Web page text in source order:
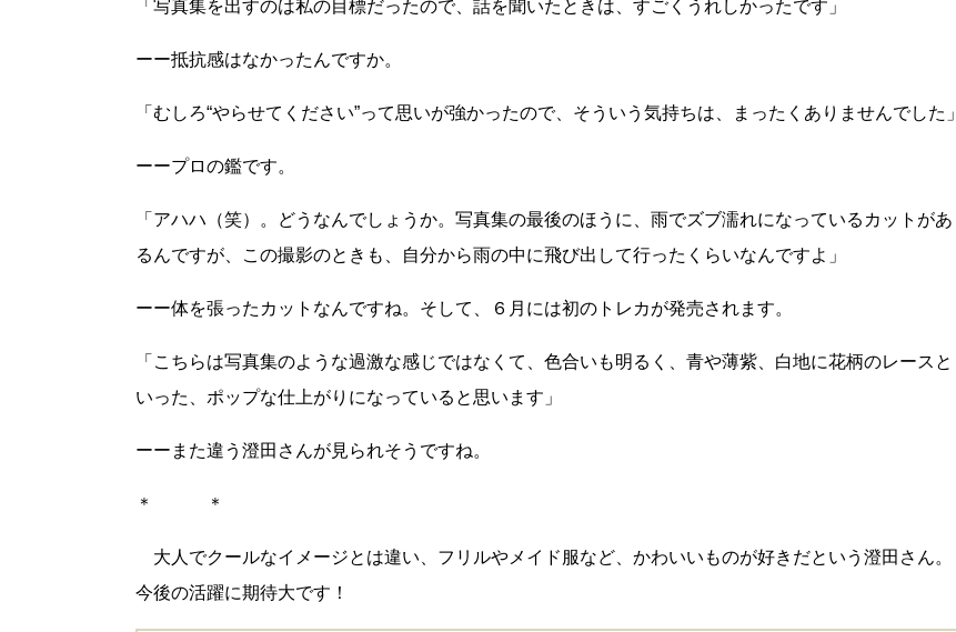
「写真集を出すのは私の目標だったので、話を聞いたときは、すごくうれしかったです」
ーー抵抗感はなかったんですか。
「むしろ“やらせてください”って思いが強かったので、そういう気持ちは、まったくありませんでした」
ーープロの鑑です。
「アハハ（笑）。どうなんでしょうか。写真集の最後のほうに、雨でズブ濡れになっているカットがあ
るんですが、この撮影のときも、自分から雨の中に飛び出して行ったくらいなんですよ」
ーー体を張ったカットなんですね。そして、６月には初のトレカが発売されます。
「こちらは写真集のような過激な感じではなくて、色合いも明るく、青や薄紫、白地に花柄のレースと
いった、ポップな仕上がりになっていると思います」
ーー また違う澄田さんが見られそうですね。
＊ ＊
大人でクールなイメージとは違い、フリルやメイド服など、かわいいものが好きだという澄田さん。
今後の活躍に期待大です！